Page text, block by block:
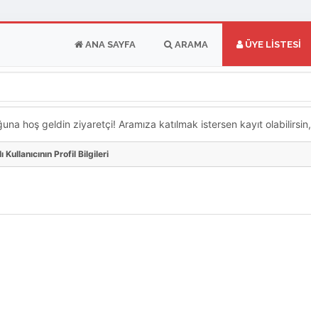
ANA SAYFA ARAMA ÜYE LISTESI
hoş geldin ziyaretçi! Aramıza katılmak istersen kayıt olabilirsin,
Kullanıcının Profil Bilgileri